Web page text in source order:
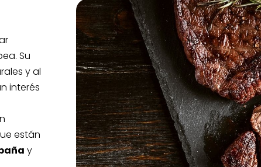
Su
y al
interés
están
y